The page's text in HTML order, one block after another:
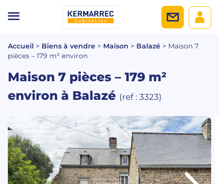
Accueil > Biens à vendre > Maison > Balazé > Maison 7
pièces – 179 m² environ
Maison 7 pièces – 179 m²
environ à Balazé (ref : 3323)